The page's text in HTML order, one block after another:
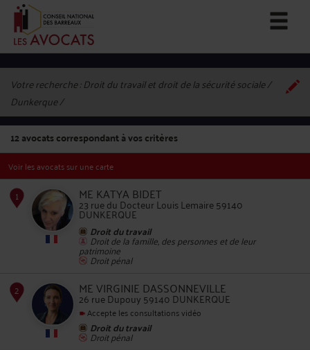
Votre recherche :Droit du travail et droit de la sécurité sociale /
Dunkerque
12avocats correspondant à vos critères
Voir les avocats sur une carte
ME KATYA BIDET
23 rue du Docteur Louis Lemaire 59140
DUNKERQUE
Droit du travail
Droit de la famille, des personnes et de leur
patrimoine
Droit pénal
ME VIRGINIE DASSONNEVILLE
26 rue Dupouy 59140 DUNKERQUE
Accepte les consultations vidéo
Droit du travail
Droit pénal